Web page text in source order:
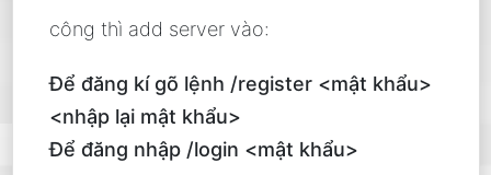
công thì add server vào:
Để đăng kí gõ lệnh /register <mật khẩu>
<nhập lại mật khẩu>
Để đăng nhập /login <mật khẩu>